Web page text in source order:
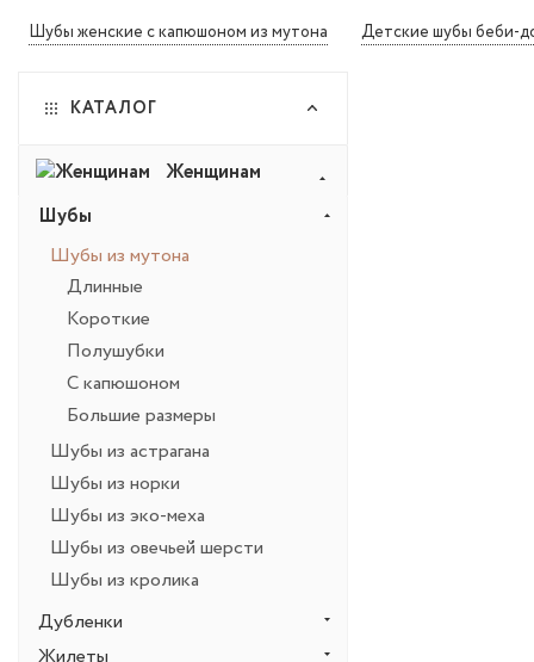
Шубы женские с капюшоном из мутона Детские шубы беби-
КАТАЛОГ
Женщинам
Шубы
Шубы из мутона
Длинные
Короткие
Полушубки
С капюшоном
Большие размеры
Шубы из астрагана
Шубы из норки
Шубы из эко-меха
Шубы из овечьей шерсти
Шубы из кролика
Дубленки
Жилеты